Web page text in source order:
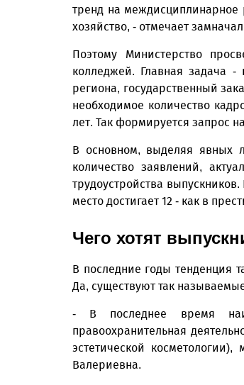
тренд на междисциплинарное
хозяйство, - отмечает
Поэтому Министерство
колледжей. Главная задача -
региона, государственный
необходимое количество
лет. Так формируется запрос
В основном, выделяя явных
количество заявлений,
трудоустройства
место достигает 12 - как в
Чего хотят
В последние годы тенденция
Да, существуют так
- В последнее время
правоохранительная
эстетической
Валериевна.